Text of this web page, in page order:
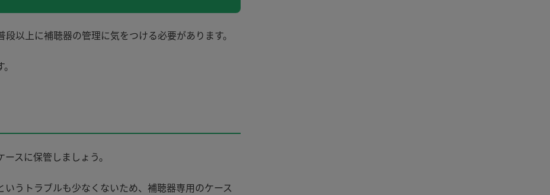
以上に補聴器の管理に気をつける必要があります。
スに保管しましょう。
いうトラブルも少なくないため、補聴器専用のケース